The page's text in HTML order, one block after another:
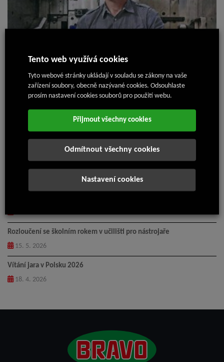
18. 7. 2024
Nejnovější články
Příměstský tábor Isolit-Bravo 2026
31. 5. 2026
Rozloučení se školním rokem v učilišti pro nástrojaře
15. 5. 2026
Vítání jara v Polsku 2026
18. 4. 2026
Tento web využívá cookies
Tyto webové stránky ukládají v souladu se zákony na vaše
zařízení soubory, obecně nazývané cookies. Odsouhlaste
prosím nastavení cookies souborů pro použití webu.
Přijmout všechny cookies
Odmítnout všechny cookies
Nastavení cookies